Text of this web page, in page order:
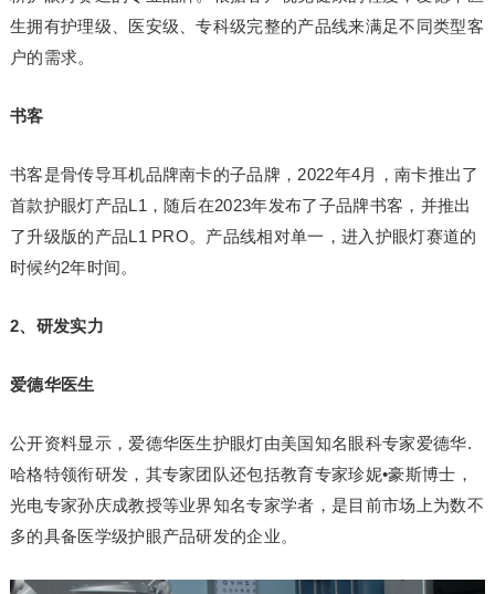
生拥有护理级、医安级、专科级完整的产品线来满足不同类型客
户的需求。
书客
书客是骨传导耳机品牌南卡的子品牌，2022年4月，南卡推出了
首款护眼灯产品L1，随后在2023年发布了子品牌书客，并推出
了升级版的产品L1 PRO。产品线相对单一，进入护眼灯赛道的
时候约2年时间。
2、研发实力
爱德华医生
公开资料显示，爱德华医生护眼灯由美国知名眼科专家爱德华.
哈格特领衔研发，其专家团队还包括教育专家珍妮•豪斯博士，
光电专家孙庆成教授等业界知名专家学者，是目前市场上为数不
多的具备医学级护眼产品研发的企业。